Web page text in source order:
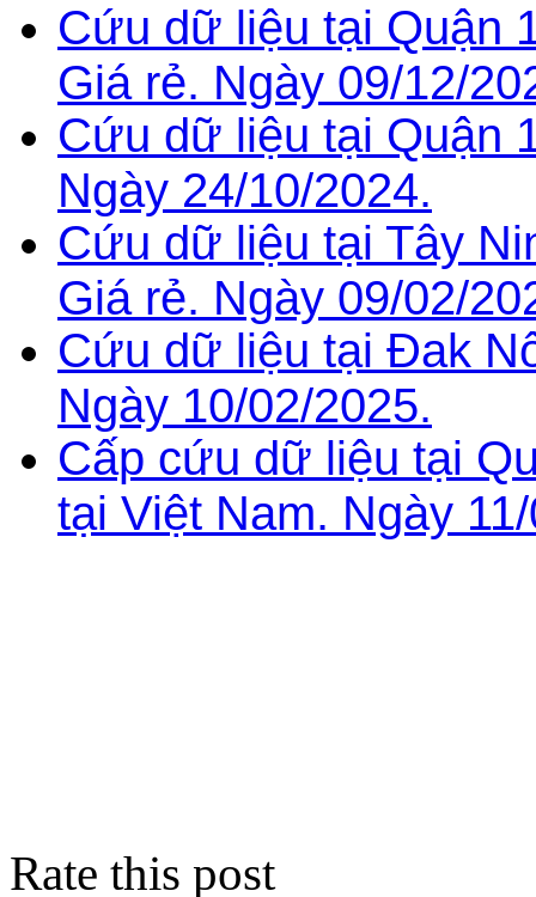
Cứu dữ liệu tại Quận
Giá rẻ. Ngày 09/12/
Cứu dữ liệu tại Quận
Ngày 24/10/2024.
Cứu dữ liệu tại Tây
Giá rẻ. Ngày 09/02/
Cứu dữ liệu tại Đak
Ngày 10/02/2025.
Cấp cứu dữ liệu tại
tại Việt Nam. Ngày
Rate this post